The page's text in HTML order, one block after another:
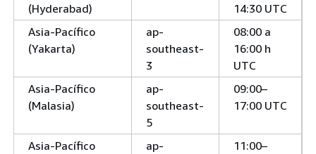
(Hyderabad)
14:30 UTC
Asia-Pacífico
(Yakarta)
ap-
southeast-
3
08:00 a
16:00 h
UTC
Asia-Pacífico
(Malasia)
ap-
southeast-
5
09:00–
17:00 UTC
Asia-Pacífico
ap-
11:00–